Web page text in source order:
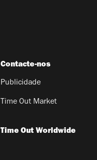
Contacte-nos
Publicidade
Time Out Market
Time Out Worldwide